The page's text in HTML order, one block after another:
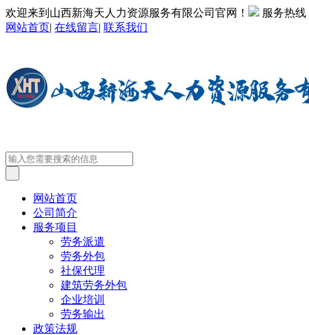
欢迎来到山西新海天人力资源服务有限公司官网！
服务热线
网站首页| 在线留言| 联系我们
网站首页
公司简介
服务项目
劳务派遣
劳务外包
社保代理
建筑劳务外包
企业培训
劳务输出
政策法规